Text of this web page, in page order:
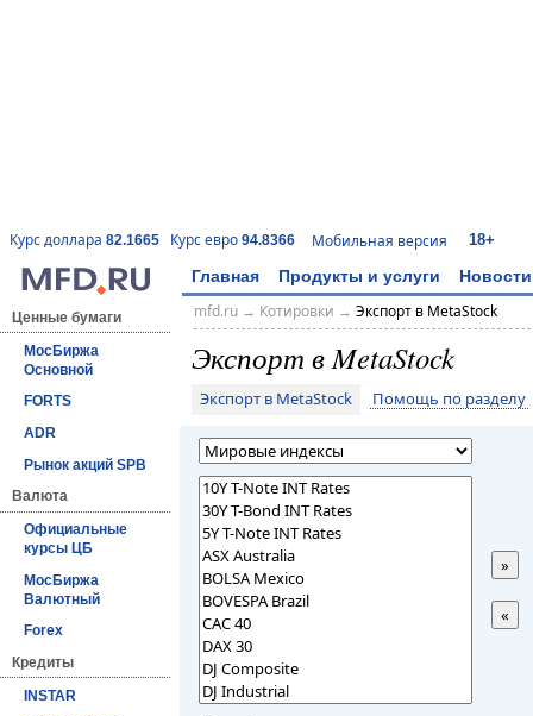
Курс доллара 82.1665 Курс евро 94.8366 Мобильная версия 18+
Главная Продукты и услуги Новости
Ценные бумаги
МосБиржа
Основной
FORTS
ADR
Рынок акций SPB
Валюта
Официальные
курсы ЦБ
МосБиржа
Валютный
Forex
Кредиты
INSTAR
mfd.ru→ Котировки → Экспорт в MetaStock
Экспорт в MetaStock
Экспорт в MetaStock Помощь по разделу
»
«